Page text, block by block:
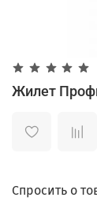
Жилет
Спросить о